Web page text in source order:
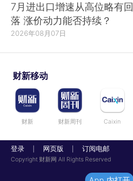
7月进出口增速从高位略有回
落 涨价动力能否持续？
2026年08月07日
财新移动
财新 财新周刊 Caixin
登录 网页版 订阅电邮
Copyright 财新网 All Rights Reserved